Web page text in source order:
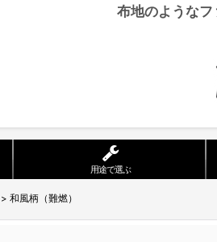
布地のような
用途で選ぶ
> 和風柄（難燃）